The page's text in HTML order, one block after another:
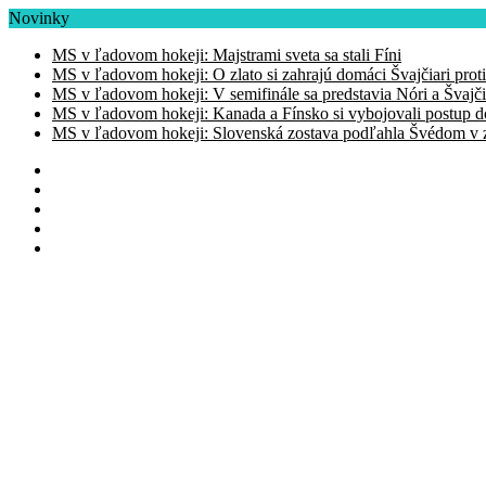
Novinky
MS v ľadovom hokeji: Majstrami sveta sa stali Fíni
MS v ľadovom hokeji: O zlato si zahrajú domáci Švajčiari
MS v ľadovom hokeji: V semifinále sa predstavia Nóri a
MS v ľadovom hokeji: Kanada a Fínsko si vybojovali postup
MS v ľadovom hokeji: Slovenská zostava podľahla Švédom v